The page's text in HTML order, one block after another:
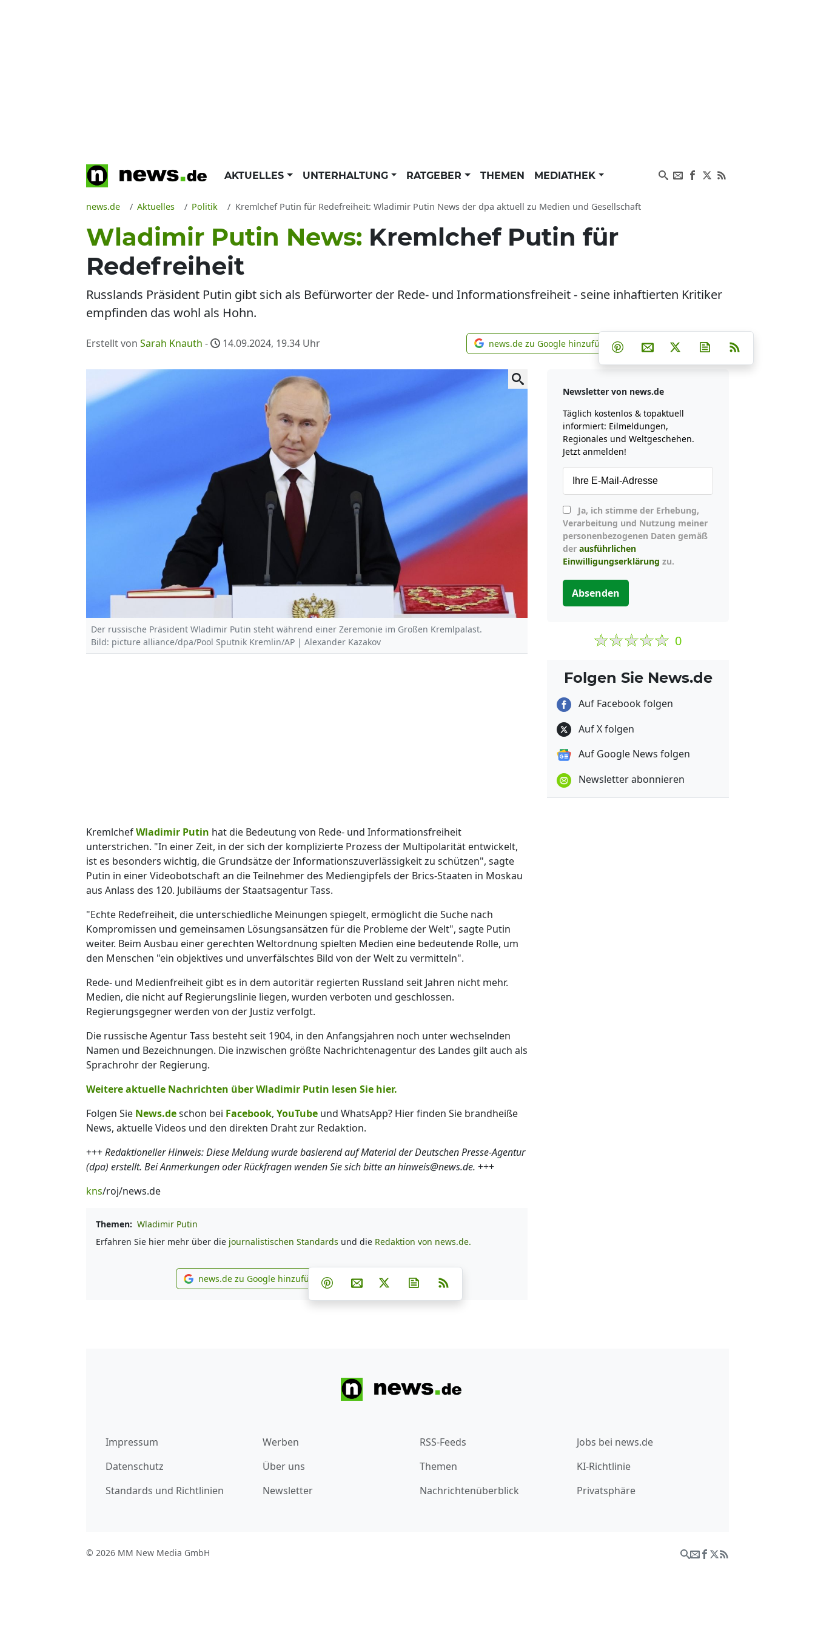
AKTUELLES UNTERHALTUNG RATGEBER THEMEN MEDIATHEK
news.de Aktuelles Politik Kremlchef Putin für Redefreiheit: Wladimir Putin News der dpa aktuell zu Medien und Gesellschaft
Wladimir Putin News: Kremlchef Putin für
Redefreiheit
Russlands Präsident Putin gibt sich als Befürworter der Rede- und Informationsfreiheit - seine inhaftierten Kritiker
empfinden das wohl als Hohn.
Erstellt von Sarah Knauth - 14.09.2024, 19.34 Uhr news.de zu Google hinzufügen
news.de zu Google hinzufügen Teilen auf Facebook
Teilen auf Whatsapp
Teilen auf Telegram
Teilen auf Pinterest
Per E-Mail teilen
Post auf XNewsletter
Der russische Präsident Wladimir Putin steht während einer Zeremonie im Großen Kremlpalast.
Bild: picture alliance/dpa/Pool Sputnik Kremlin/AP | Alexander Kazakov
KremlchefWladimir Putin hat die Bedeutung von Rede- und Informationsfreiheit
unterstrichen. "In einer Zeit, in der sich der komplizierte Prozess der Multipolarität entwickelt,
ist es besonders wichtig, die Grundsätze der Informationszuverlässigkeit zu schützen", sagte
Putin in einer Videobotschaft an die Teilnehmer des Mediengipfels der Brics-Staaten in Moskau
aus Anlass des 120. Jubiläums der Staatsagentur Tass.
"Echte Redefreiheit, die unterschiedliche Meinungen spiegelt, ermöglicht die Suche nach
Kompromissen und gemeinsamen Lösungsansätzen für die Probleme der Welt", sagte Putin
weiter. Beim Ausbau einer gerechten Weltordnung spielten Medien eine bedeutende Rolle, um
den Menschen "ein objektives und unverfälschtes Bild von der Welt zu vermitteln".
Rede- und Medienfreiheit gibt es in dem autoritär regierten Russland seit Jahren nicht mehr.
Medien, die nicht auf Regierungslinie liegen, wurden verboten und geschlossen.
Regierungsgegner werden von der Justiz verfolgt.
Die russische Agentur Tass besteht seit 1904, in den Anfangsjahren noch unter wechselnden
Namen und Bezeichnungen. Die inzwischen größte Nachrichtenagentur des Landes gilt auch als
Sprachrohr der Regierung.
Weitere aktuelle Nachrichten über Wladimir Putin lesen Sie hier.
Folgen Sie News.deschon bei Facebook, YouTube und WhatsApp? Hier finden Sie brandheiße
News, aktuelle Videos und den direkten Draht zur Redaktion.
+++Redaktioneller Hinweis: Diese Meldung wurde basierend auf Material der Deutschen Presse-Agentur
(dpa) erstellt. Bei Anmerkungen oder Rückfragen wenden Sie sich bitte an hinweis@news.de. +++
kns/roj/news.de
Themen: Wladimir Putin
Erfahren Sie hier mehr über die journalistischen Standards und die Redaktion von news.de.
news.de zu Google hinzufügen
news.de zu Google hinzufügen Teilen auf Facebook
Teilen auf Whatsapp
Teilen auf Telegram
Teilen auf Pinterest
Per E-Mail teilen
Post auf XNewsletter abonnieren
Newsletter von news.de
Täglich kostenlos & topaktuell
informiert: Eilmeldungen,
Regionales und Weltgeschehen.
Jetzt anmelden!
Verarbeitung und Nutzung meiner
personenbezogenen Daten gemäß
der ausführlichen
Einwilligungserklärung zu.
Absenden
0
Folgen Sie News.de
Auf Facebook folgen
Auf X folgen
Auf Google News folgen
Newsletter abonnieren
Impressum
Datenschutz
Standards und Richtlinien
Werben
Über uns
Newsletter
RSS-Feeds
Themen
Nachrichtenüberblick
Jobs bei news.de
KI-Richtlinie
Privatsphäre
© 2026 MM New Media GmbH